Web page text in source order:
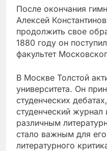
После окончания
Алексей
продолжить свое
1880 году он
факультет
В Москве Толстой
университета. Он
студенческих
студенческий журнал
различным
стало важным для его
литературного